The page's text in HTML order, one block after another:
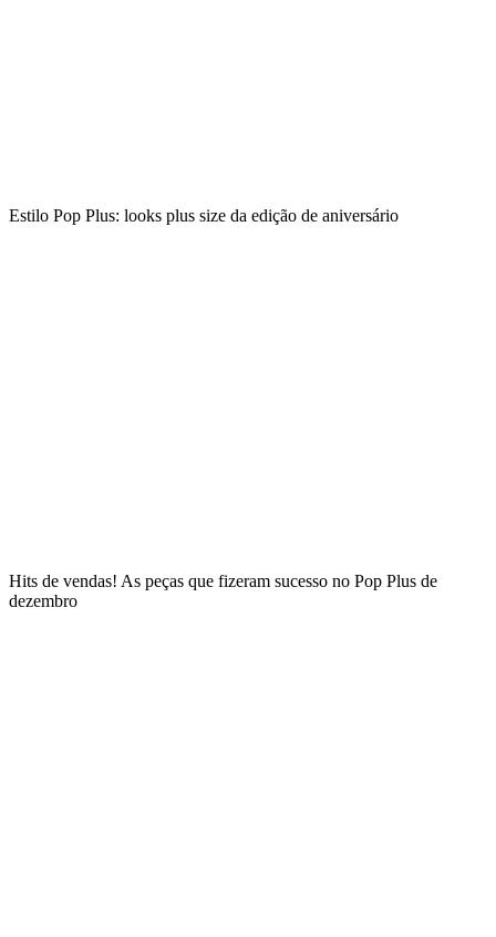
Estilo Pop Plus: looks plus size da edição de aniversário
Hits de vendas! As peças que fizeram sucesso no Pop Plus de
dezembro